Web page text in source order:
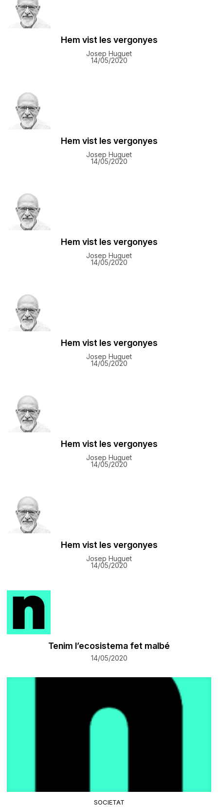
Hem vist les vergonyes
Josep Huguet
14/05/2020
Hem vist les vergonyes
Josep Huguet
14/05/2020
Hem vist les vergonyes
Josep Huguet
14/05/2020
Hem vist les vergonyes
Josep Huguet
14/05/2020
Hem vist les vergonyes
Josep Huguet
14/05/2020
Hem vist les vergonyes
Josep Huguet
14/05/2020
Tenim l’ecosistema fet malbé
14/05/2020
SOCIETAT